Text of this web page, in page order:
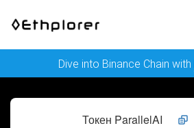
Dive into Binance Chain with
Токен ParallelAI